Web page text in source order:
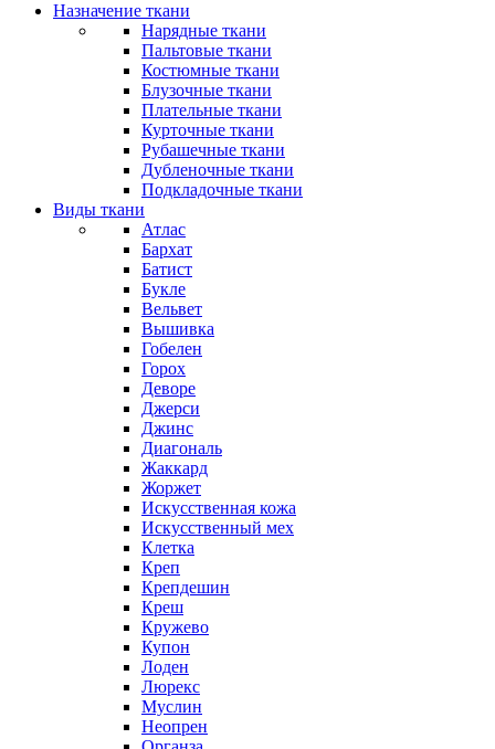
Назначение ткани
Нарядные ткани
Пальтовые ткани
Костюмные ткани
Блузочные ткани
Плательные ткани
Курточные ткани
Рубашечные ткани
Дубленочные ткани
Подкладочные ткани
Виды ткани
Атлас
Бархат
Батист
Букле
Вельвет
Вышивка
Гобелен
Горох
Деворе
Джерси
Джинс
Диагональ
Жаккард
Жоржет
Искусственная кожа
Искусственный мех
Клетка
Креп
Крепдешин
Креш
Кружево
Купон
Лоден
Люрекс
Муслин
Неопрен